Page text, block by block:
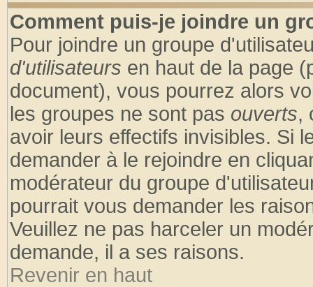
Comment puis-je joindre un
Pour joindre un groupe
d'utilisateurs en haut de la page
document), vous pourrez alors
les groupes ne sont pas ouverts,
avoir leurs effectifs invisibles. Si
demander à le rejoindre en
modérateur du groupe
pourrait vous demander les
Veuillez ne pas harceler un
demande, il a ses raisons.
Revenir en haut